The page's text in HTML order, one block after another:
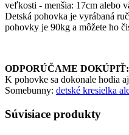
veľkosti - menšia: 17cm alebo
Detská pohovka je vyrábaná
pohovky je 90kg a môžete ho
ODPORÚČAME DOKÚPIŤ:
K pohovke sa dokonale hodia
Somebunny: detské kresielka
Súvisiace produkty